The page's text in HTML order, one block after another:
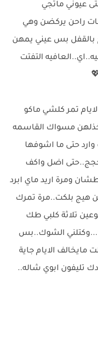
عيوني ماتجي
راحن يركضن وهي
بس عيني يمهن
التفتت
تمر كلشي ماكو
مسواك القاسمه
حتى ما اشوفها
اضل واكف
ومرة اريد ماي ابرد
هيج بلكت..مرة تمرك
تلاثة كلبي طك
الشوك..بس
الايام جاية
تليفون ابوي شاله..